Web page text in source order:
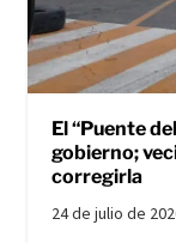
El “Puente
gobierno;
corregirla
24 de julio de